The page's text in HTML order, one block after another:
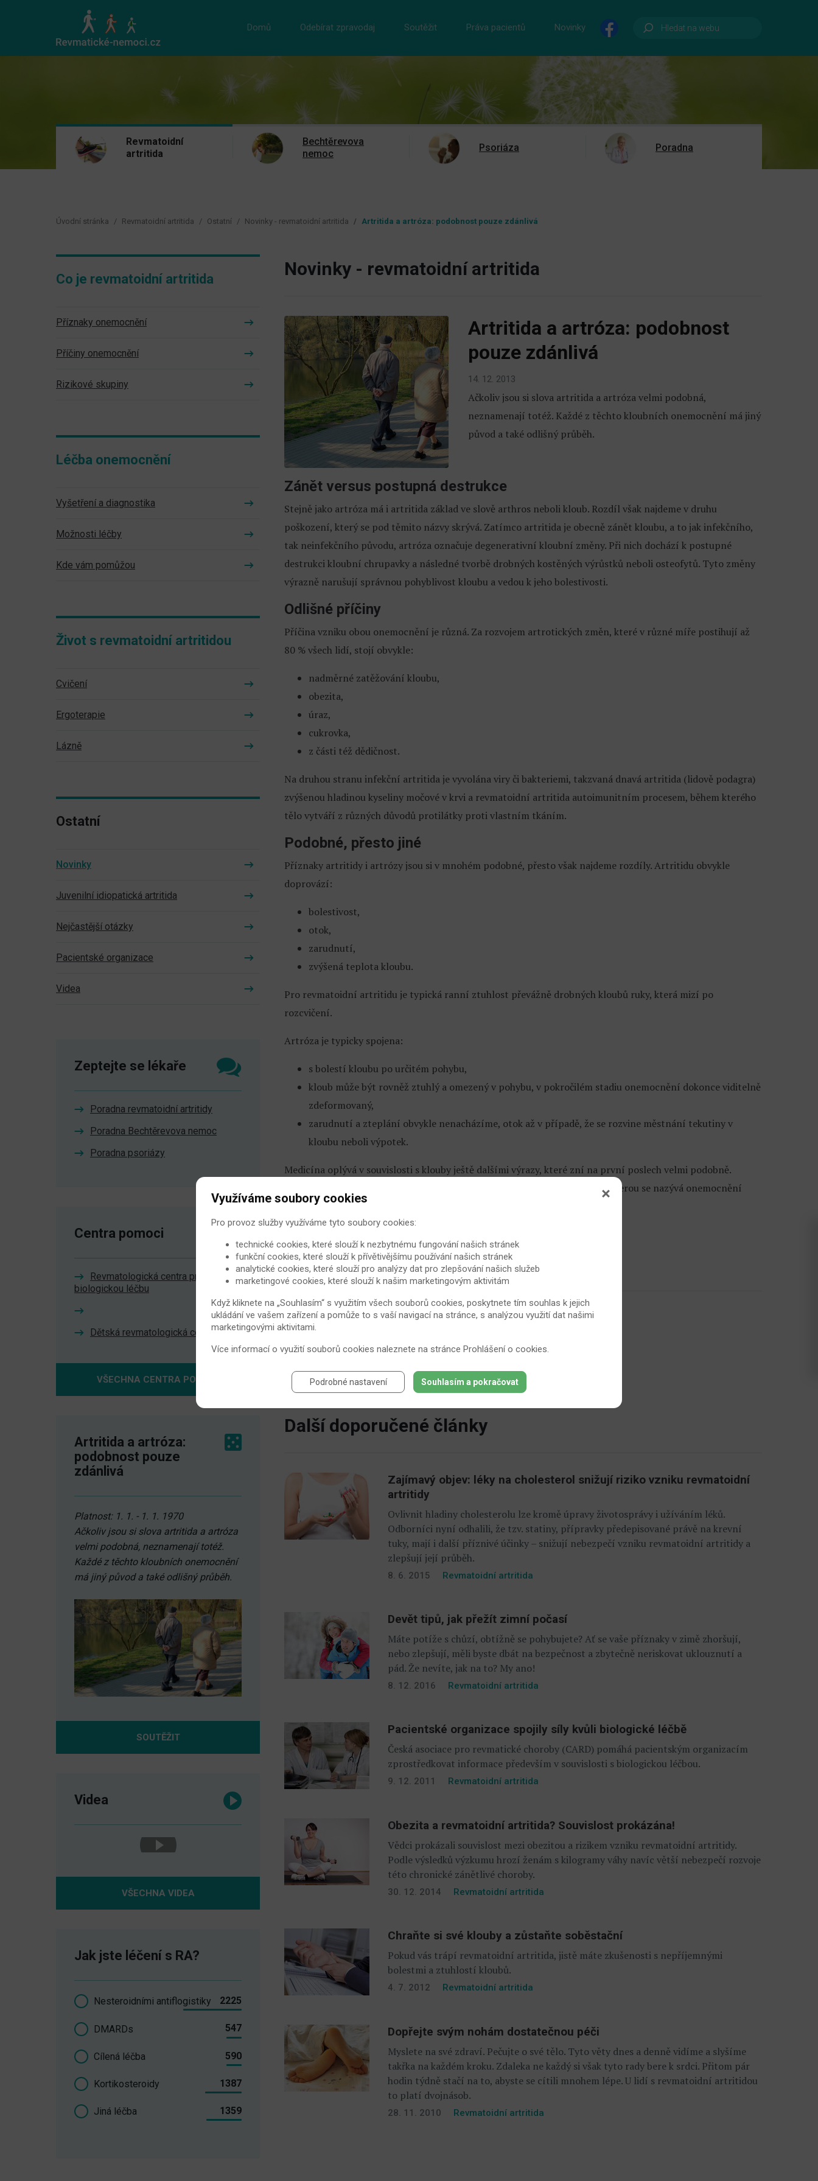
Domů Odebírat zpravodaj Soutěžit Práva pacientů Novinky
Revmatoidní
artritida
Bechtěrevova
nemoc
Psoriáza Poradna
Úvodní stránka Revmatoidní artritida Ostatní Novinky - revmatoidní artritida Artritida a artróza: podobnost pouze zdánlivá
Novinky - revmatoidní artritida
Artritida a artróza: podobnost
pouze zdánlivá
14. 12. 2013
Ačkoliv jsou si slova artritida a artróza velmi podobná,
neznamenají totéž. Každé z těchto kloubních onemocnění má jiný
původ a také odlišný průběh.
Zánět versus postupná destrukce
Stejně jako artróza má i artritida základ ve slově arthros neboli kloub. Rozdíl však najdeme v druhu
poškození, který se pod těmito názvy skrývá. Zatímco artritida je obecně zánět kloubu, a to jak infekčního,
tak neinfekčního původu, artróza označuje degenerativní kloubní změny. Při nich dochází k postupné
destrukci kloubní chrupavky a následné tvorbě drobných kostěných výrůstků neboli osteofytů. Tyto změny
výrazně narušují správnou pohyblivost kloubu a vedou k jeho bolestivosti.
Odlišné příčiny
Příčina vzniku obou onemocnění je různá. Za rozvojem artrotických změn, které v různé míře postihují až
80 % všech lidí, stojí obvykle:
nadměrné zatěžování kloubu,
obezita,
úraz,
cukrovka,
z části též dědičnost.
Na druhou stranu infekční artritida je vyvolána viry či bakteriemi, takzvaná dnavá artritida (lidově podagra)
zvýšenou hladinou kyseliny močové v krvi a revmatoidní artritida autoimunitním procesem, během kterého
tělo vytváří z různých důvodů protilátky proti vlastním tkáním.
Podobné, přesto jiné
Příznaky artritidy i artrózy jsou si v mnohém podobné, přesto však najdeme rozdíly. Artritidu obvykle
doprovází:
bolestivost,
otok,
zarudnutí,
zvýšená teplota kloubu.
Pro revmatoidní artritidu je typická ranní ztuhlost převážně drobných kloubů ruky, která mizí po
rozcvičení.
Artróza je typicky spojena:
s bolestí kloubu po určitém pohybu,
kloub může být rovněž ztuhlý a omezený v pohybu, v pokročilém stadiu onemocnění dokonce viditelně
zdeformovaný,
zarudnutí a zteplání obvykle nenacházíme, otok až v případě, že se rozvine městnání tekutiny v
kloubu neboli výpotek.
Medicína oplývá v souvislosti s klouby ještě dalšími výrazy, které zní na první poslech velmi podobně.
Příkladem může být artralgie, označující kloubní bolest, nebo artropatie, kterou se nazývá onemocnění
kloubu obecně.
Zdroj:www.livestrong.com
Hodnocení článku: (314 hodnocení - 2,9 z 5)
Další článek
Další doporučené články
Zajímavý objev: léky na cholesterol snižují riziko vzniku revmatoidní
artritidy
Ovlivnit hladiny cholesterolu lze kromě úpravy životosprávy i užíváním léků.
Odborníci nyní odhalili, že tzv. statiny, přípravky předepisované právě na krevní
tuky, mají i další příznivé účinky – snižují nebezpečí vzniku revmatoidní artritidy a
zlepšují její průběh.
8. 6. 2015 Revmatoidní artritida
Devět tipů, jak přežít zimní počasí
Máte potíže s chůzí, obtížně se pohybujete? Ať se vaše příznaky v zimě zhoršují,
nebo zlepšují, měli byste dbát na bezpečnost a zbytečně neriskovat uklouznutí a
pád. Že nevíte, jak na to? My ano!
8. 12. 2016 Revmatoidní artritida
Pacientské organizace spojily síly kvůli biologické léčbě
Česká asociace pro revmatické choroby (CARD) pomáhá pacientským organizacím
zprostředkovat informace především v souvislosti s biologickou léčbou.
9. 12. 2011 Revmatoidní artritida
Obezita a revmatoidní artritida? Souvislost prokázána!
Vědci prokázali souvislost mezi obezitou a rizikem vzniku revmatoidní artritidy.
Podle výsledků výzkumu hrozí ženám s kilogramy váhy navíc větší nebezpečí rozvoje
této chronické zánětlivé choroby.
30. 12. 2014 Revmatoidní artritida
Chraňte si své klouby a zůstaňte soběstační
Pokud vás trápí revmatoidní artritida, jistě máte zkušenosti s nepříjemnými
bolestmi a ztuhlostí kloubů.
4. 7. 2012 Revmatoidní artritida
Dopřejte svým nohám dostatečnou péči
Myslete na své zdraví. Pečujte o své tělo. Tyto věty dnes a denně vidíme a slyšíme
takřka na každém kroku. Zdaleka ne každý si však tyto rady bere k srdci. Přitom pár
hodin týdně stačí na to, abyste se cítili mnohem lépe. U lidí s revmatoidní artritidou
to platí dvojnásob.
28. 11. 2010 Revmatoidní artritida
Co je revmatoidní artritida
Příznaky onemocnění
Příčiny onemocnění
Rizikové skupiny
Léčba onemocnění
Vyšetření a diagnostika
Možnosti léčby
Kde vám pomůžou
Život s revmatoidní artritidou
Cvičení
Ergoterapie
Lázně
Ostatní
Novinky
Juvenilní idiopatická artritida
Nejčastější otázky
Pacientské organizace
Videa
Zeptejte se lékaře
Poradna revmatoidní artritidy
Poradna Bechtěrevova nemoc
Poradna psoriázy
Centra pomoci
Revmatologická centra pro
biologickou léčbu
Dětská revmatologická centra
VŠECHNA CENTRA POMOCI
Artritida a artróza:
podobnost pouze
zdánlivá
Platnost: 1. 1. - 1. 1. 1970
Ačkoliv jsou si slova artritida a artróza
velmi podobná, neznamenají totéž.
Každé z těchto kloubních onemocnění
má jiný původ a také odlišný průběh.
SOUTĚŽIT
Videa
VŠECHNA VIDEA
Jak jste léčení s RA?
Nesteroidními antiflogistiky 2225
DMARDs 547
Cílená léčba 590
Kortikosteroidy 1387
Jiná léčba 1359
Využíváme soubory cookies
Pro provoz služby využíváme tyto soubory cookies:
technické cookies, které slouží k nezbytnému fungování našich stránek
funkční cookies, které slouží k přívětivějšímu používání našich stránek
analytické cookies, které slouží pro analýzy dat pro zlepšování našich služeb
marketingové cookies, které slouží k našim marketingovým aktivitám
Když kliknete na „Souhlasím“ s využitím všech souborů cookies, poskytnete tím souhlas k jejich
ukládání ve vašem zařízení a pomůže to s vaší navigací na stránce, s analýzou využití dat našimi
marketingovými aktivitami.
Více informací o využití souborů cookies naleznete na stránce Prohlášení o cookies.
Podrobné nastavení Souhlasím a pokračovat